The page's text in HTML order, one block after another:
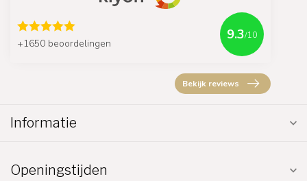
+1650 beoordelingen
9.3/10
Bekijk reviews
Informatie
Openingstijden